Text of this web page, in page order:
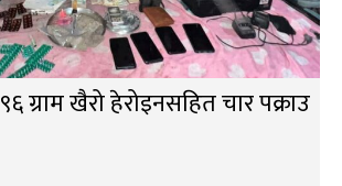
ग्राम खैरो हेरोइनसहित चार पक्राउ